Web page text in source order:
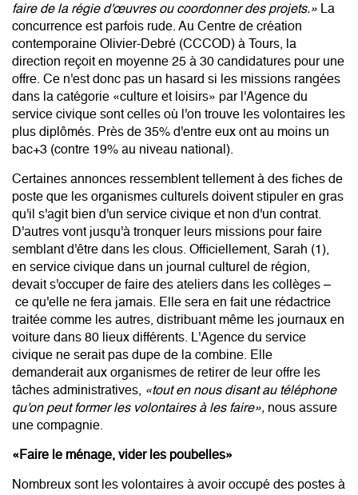
faire de la régie d'œuvres ou coordonner des projets.» La
concurrence est parfois rude. Au Centre de création
contemporaine Olivier-Debré (CCCOD) à Tours, la
direction reçoit en moyenne 25 à 30 candidatures pour une
offre. Ce n'est donc pas un hasard si les missions rangées
dans la catégorie «culture et loisirs» par l'Agence du
service civique sont celles où l'on trouve les volontaires les
plus diplômés. Près de 35% d'entre eux ont au moins un
bac+3 (contre 19% au niveau national).
Certaines annonces ressemblent tellement à des fiches de
poste que les organismes culturels doivent stipuler en gras
qu'il s'agit bien d'un service civique et non d'un contrat.
D'autres vont jusqu'à tronquer leurs missions pour faire
semblant d'être dans les clous. Officiellement, Sarah (1),
en service civique dans un journal culturel de région,
devait s'occuper de faire des ateliers dans les collèges –
ce qu'elle ne fera jamais. Elle sera en fait une rédactrice
traitée comme les autres, distribuant même les journaux en
voiture dans 80 lieux différents. L'Agence du service
civique ne serait pas dupe de la combine. Elle
demanderait aux organismes de retirer de leur offre les
tâches administratives, «tout en nous disant au téléphone
qu'on peut former les volontaires à les faire», nous assure
une compagnie.
«Faire le ménage, vider les poubelles»
Nombreux sont les volontaires à avoir occupé des postes à